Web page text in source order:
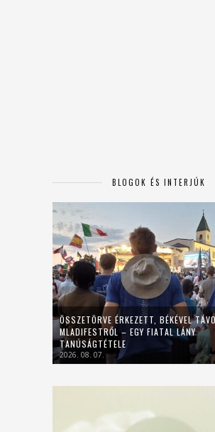
BLOGOK ÉS INTERJÚK
ÖSSZETÖRVE ÉRKEZETT, BÉKÉVEL
MLADIFESTRŐL – EGY FIATAL LÁNY
TANÚSÁGTÉTELE
2026. 08. 07.